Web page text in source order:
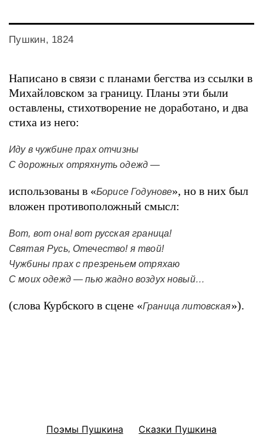
Пушкин, 1824
Написано в связи с планами бегства из ссылки в
Михайловском за границу. Планы эти были
оставлены, стихотворение не доработано, и два
стиха из него:
Иду в чужбине прах отчизны
С дорожных отряхнуть одежд —
использованы в «Борисе Годунове», но в них был
вложен противоположный смысл:
Вот, вот она! вот русская граница!
Святая Русь, Отечество! я твой!
Чужбины прах с презреньем отряхаю
С моих одежд — пью жадно воздух новый…
(слова Курбского в сцене «Граница литовская»).
Поэмы Пушкина Сказки Пушкина